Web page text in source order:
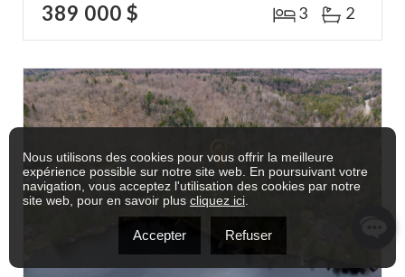
389 000 $ 3 2
Nous utilisons des cookies pour vous offrir la meilleure
expérience possible sur notre site web. En poursuivant votre
navigation, vous acceptez l'utilisation des cookies par notre
site web, pour en savoir plus cliquez ici
Accepter Refuser